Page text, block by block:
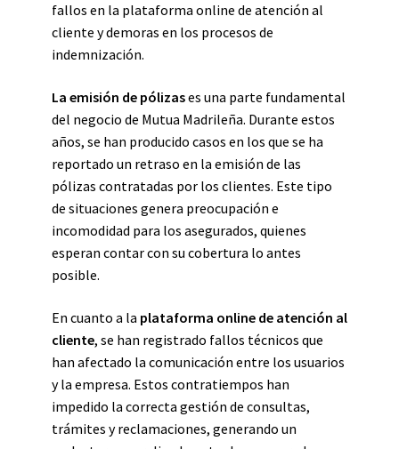
fallos en la plataforma online de atención al
cliente y demoras en los procesos de
indemnización.
La emisión de pólizases una parte fundamental
del negocio de Mutua Madrileña. Durante estos
años, se han producido casos en los que se ha
reportado un retraso en la emisión de las
pólizas contratadas por los clientes. Este tipo
de situaciones genera preocupación e
incomodidad para los asegurados, quienes
esperan contar con su cobertura lo antes
posible.
En cuanto a la plataforma online de atención al
cliente, se han registrado fallos técnicos que
han afectado la comunicación entre los usuarios
y la empresa. Estos contratiempos han
impedido la correcta gestión de consultas,
trámites y reclamaciones, generando un